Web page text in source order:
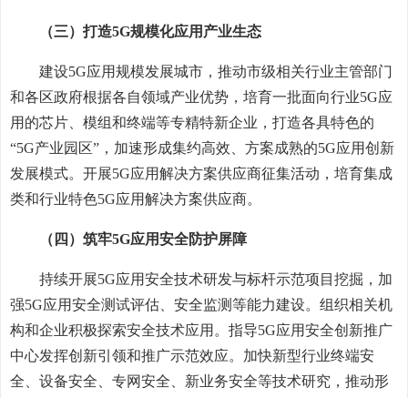
（三）打造5G规模化应用产业生态
建设5G应用规模发展城市，推动市级相关行业主管部门
和各区政府根据各自领域产业优势，培育一批面向行业5G应
用的芯片、模组和终端等专精特新企业，打造各具特色的
“5G产业园区”，加速形成集约高效、方案成熟的5G应用创新
发展模式。开展5G应用解决方案供应商征集活动，培育集成
类和行业特色5G应用解决方案供应商。
（四）筑牢5G应用安全防护屏障
持续开展5G应用安全技术研发与标杆示范项目挖掘，加
强5G应用安全测试评估、安全监测等能力建设。组织相关机
构和企业积极探索安全技术应用。指导5G应用安全创新推广
中心发挥创新引领和推广示范效应。加快新型行业终端安
全、设备安全、专网安全、新业务安全等技术研究，推动形